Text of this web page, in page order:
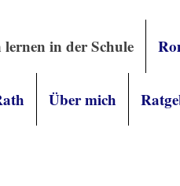
lernen in der Schule
Über mich